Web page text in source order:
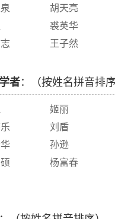
胡天亮
裘英华
王子然
者：（按姓名拼音排序
姬丽
刘盾
孙逊
杨富春